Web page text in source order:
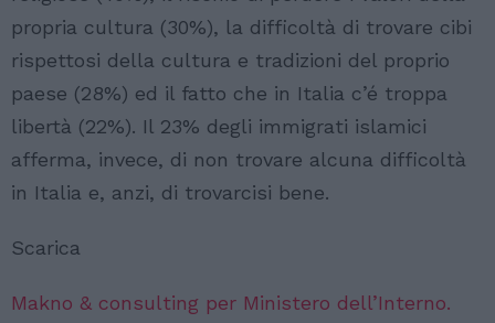
propria cultura (30%), la difficoltà di trovare cibi
rispettosi della cultura e tradizioni del proprio
paese (28%) ed il fatto che in Italia c’é troppa
libertà (22%). Il 23% degli immigrati islamici
afferma, invece, di non trovare alcuna difficoltà
in Italia e, anzi, di trovarcisi bene.
Scarica
Makno & consulting per Ministero dell’Interno.